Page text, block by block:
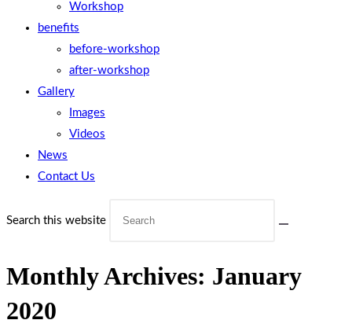
Workshop
benefits
before-workshop
after-workshop
Gallery
Images
Videos
News
Contact Us
Search this website
Monthly Archives: January
2020